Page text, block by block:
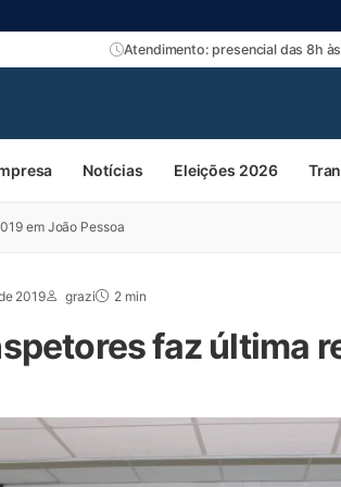
Atendimento: presencial das 8h
Notícias Eleições 2026
em João Pessoa
2019 grazi 2 min
faz última